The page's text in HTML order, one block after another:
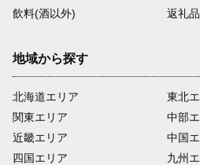
飲料(酒以外)
返礼
地域から探す
北海道エリア
関東エリア
近畿エリア
四国エリア
東北
中部
中国
九州